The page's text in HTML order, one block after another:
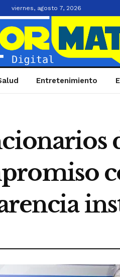
viernes, agosto 7, 2026
Entretenimiento